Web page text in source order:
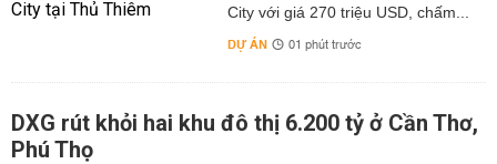
City với giá 270 triệu USD, chấm...
DỰ ÁN 01 phút trước
DXG rút khỏi hai khu đô thị 6.200 tỷ ở Cần Thơ,
Phú Thọ